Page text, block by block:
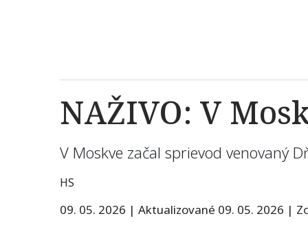
NAŽIVO: V
V Moskve začal sprievod venovaný
HS
09. 05. 2026 | Aktualizované 09. 05. 2026 |